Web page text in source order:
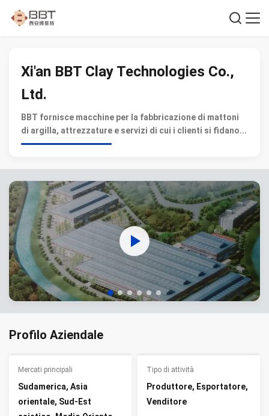
Xi'an BBT Clay Technologies Co.,
Ltd.
BBT fornisce macchine per la fabbricazione di mattoni
di argilla, attrezzature e servizi di cui i clienti si fidano...
Profilo Aziendale
Mercati principali
Sudamerica, Asia
orientale, Sud-Est
Tipo di attività
Produttore, Esportatore,
Venditore